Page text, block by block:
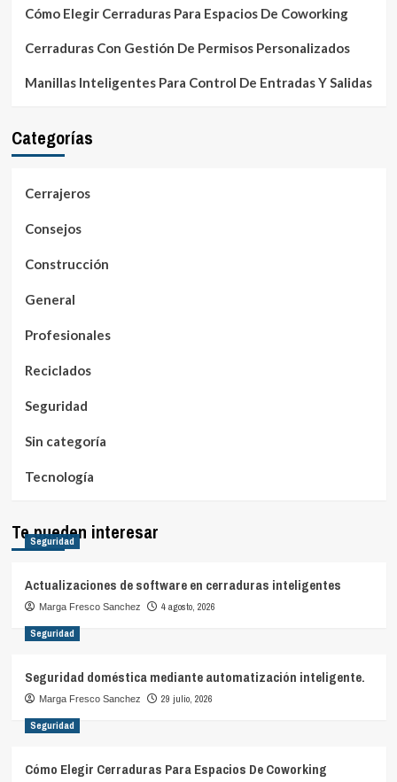
Cómo Elegir Cerraduras Para Espacios De Coworking
Cerraduras Con Gestión De Permisos Personalizados
Manillas Inteligentes Para Control De Entradas Y Salidas
Categorías
Cerrajeros
Consejos
Construcción
General
Profesionales
Reciclados
Seguridad
Sin categoría
Tecnología
Te pueden interesar
Seguridad
Actualizaciones de software en cerraduras inteligentes
Marga Fresco Sanchez 4 agosto, 2026
Seguridad
Seguridad doméstica mediante automatización inteligente.
Marga Fresco Sanchez 29 julio, 2026
Seguridad
Cómo Elegir Cerraduras Para Espacios De Coworking